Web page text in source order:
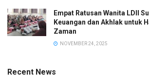
Empat Ratusan Wanita LDII
Keuangan dan Akhlak untuk
Zaman
NOVEMBER 24, 2025
Recent News